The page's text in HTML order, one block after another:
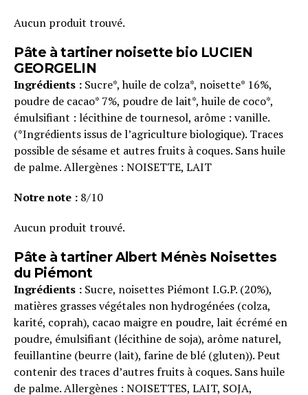
Aucun produit trouvé.
Pâte à tartiner noisette bio LUCIEN
GEORGELIN
Ingrédients : Sucre*, huile de colza*, noisette* 16%,
poudre de cacao* 7%, poudre de lait*, huile de coco*,
émulsifiant : lécithine de tournesol, arôme : vanille.
(*Ingrédients issus de l’agriculture biologique). Traces
possible de sésame et autres fruits à coques. Sans huile
de palme. Allergènes : NOISETTE, LAIT
Notre note : 8/10
Aucun produit trouvé.
Pâte à tartiner Albert Ménès Noisettes
du Piémont
Ingrédients : Sucre, noisettes Piémont I.G.P. (20%),
matières grasses végétales non hydrogénées (colza,
karité, coprah), cacao maigre en poudre, lait écrémé en
poudre, émulsifiant (lécithine de soja), arôme naturel,
feuillantine (beurre (lait), farine de blé (gluten)). Peut
contenir des traces d’autres fruits à coques. Sans huile
de palme. Allergènes : NOISETTES, LAIT, SOJA,